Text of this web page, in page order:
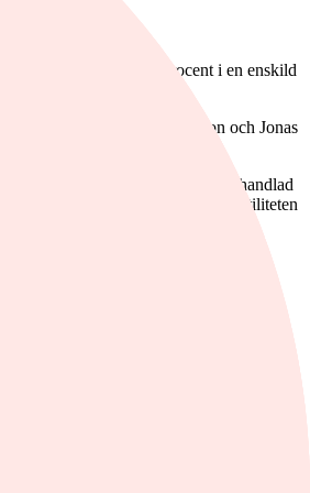
placera mer än 10 procent i en enskild
bolaget, Gunnar Håkansson och Jonas
att leverera. Tangent är månadshandlad
De senaste tre åren ligger volatiliteten